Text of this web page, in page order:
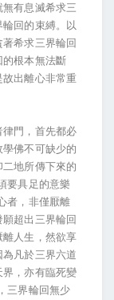
有息滅希求三
回的束縛。以
希求三界輪回
根本無法斷
出離心非常重
門，首先都必
佛不可缺少的
地所傳下來的
要具足的意樂
者，非僅厭離
超出三界輪回
人生，然欲享
凡於三界六道
，亦有臨死變
三界輪回無少